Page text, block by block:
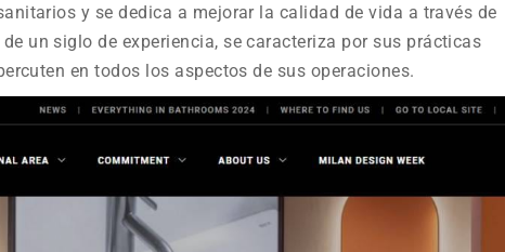
y se dedica a mejorar la calidad de vida a través de
un siglo de experiencia, se caracteriza por sus prácticas
en todos los aspectos de sus operaciones.